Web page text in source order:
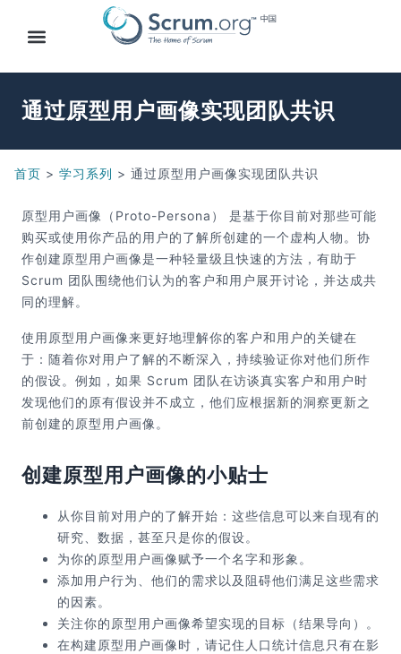
通过原型用户画像实现团队共识
首页 > 学习系列 > 通过原型用户画像实现团队共识
原型用户画像（Proto-Persona） 是基于你目前对那些可能
购买或使用你产品的用户的了解所创建的一个虚构人物。协
作创建原型用户画像是一种轻量级且快速的方法，有助于
Scrum 团队围绕他们认为的客户和用户展开讨论，并达成共
同的理解。
使用原型用户画像来更好地理解你的客户和用户的关键在
于：随着你对用户了解的不断深入，持续验证你对他们所作
的假设。例如，如果 Scrum 团队在访谈真实客户和用户时
发现他们的原有假设并不成立，他们应根据新的洞察更新之
前创建的原型用户画像。
创建原型用户画像的小贴士
从你目前对用户的了解开始：这些信息可以来自现有的
研究、数据，甚至只是你的假设。
为你的原型用户画像赋予一个名字和形象。
添加用户行为、他们的需求以及阻碍他们满足这些需求
的因素。
关注你的原型用户画像希望实现的目标（结果导向）。
在构建原型用户画像时，请记住人口统计信息只有在影